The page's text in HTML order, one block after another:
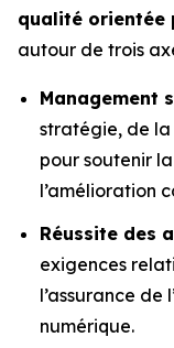
qualité orientée
autour de trois
Management
stratégie, de la
pour soutenir
l’amélioration
Réussite des
exigences
l’assurance de
numérique.